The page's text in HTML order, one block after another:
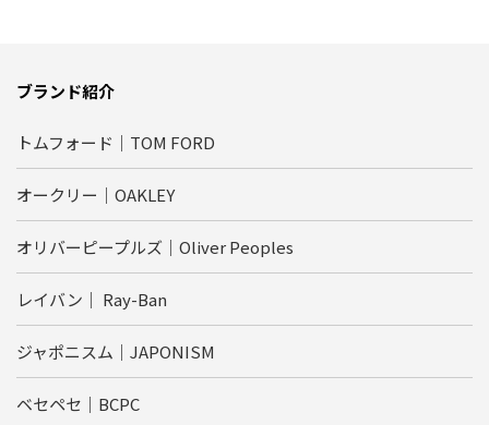
ブランド紹介
トムフォード｜TOM FORD
オークリー｜OAKLEY
オリバーピープルズ｜Oliver Peoples
レイバン｜ Ray-Ban
ジャポニスム｜JAPONISM
ベセペセ｜BCPC